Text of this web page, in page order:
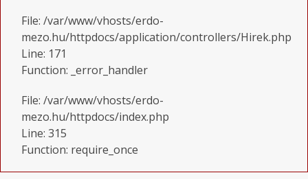
File: /var/www/vhosts/erdo-
mezo.hu/httpdocs/application/controllers/Hirek.php
Line: 171
Function: _error_handler
File: /var/www/vhosts/erdo-
mezo.hu/httpdocs/index.php
Line: 315
Function: require_once